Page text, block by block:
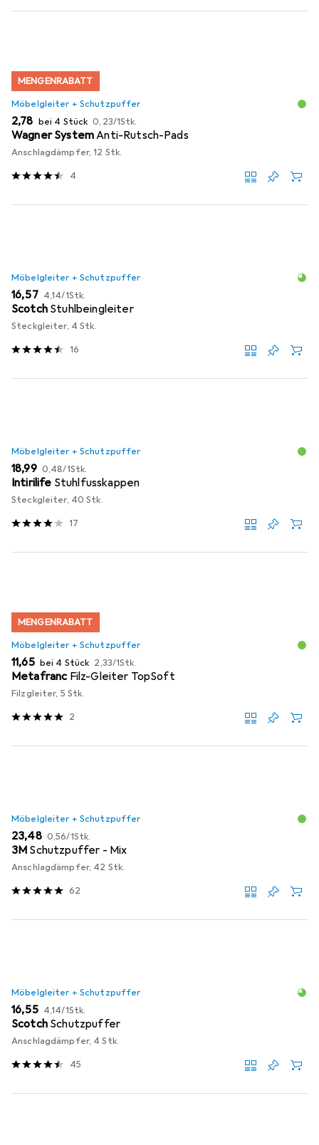
MENGENRABATT
Möbelgleiter + Schutzpuffer
EUR
2,78 bei 4 Stück EUR
0,23/1Stk.
Wagner SystemAnti-Rutsch-Pads
Anschlagdämpfer, 12 Stk.
4
Möbelgleiter + Schutzpuffer
EUR
16,57 EUR
4,14/1Stk.
Scotch Stuhlbeingleiter
Steckgleiter, 4 Stk.
16
Möbelgleiter + Schutzpuffer
EUR
18,99 EUR
0,48/1Stk.
Intirilife Stuhlfusskappen
Steckgleiter, 40 Stk.
17
MENGENRABATT
Möbelgleiter + Schutzpuffer
EUR
11,65 bei 4 Stück EUR
2,33/1Stk.
Metafranc Filz-Gleiter TopSoft
Filzgleiter, 5 Stk.
2
Möbelgleiter + Schutzpuffer
EUR
23,48 EUR
0,56/1Stk.
3M Schutzpuffer - Mix
Anschlagdämpfer, 42 Stk.
62
Möbelgleiter + Schutzpuffer
EUR
16,55 EUR
4,14/1Stk.
Scotch Schutzpuffer
Anschlagdämpfer, 4 Stk.
45